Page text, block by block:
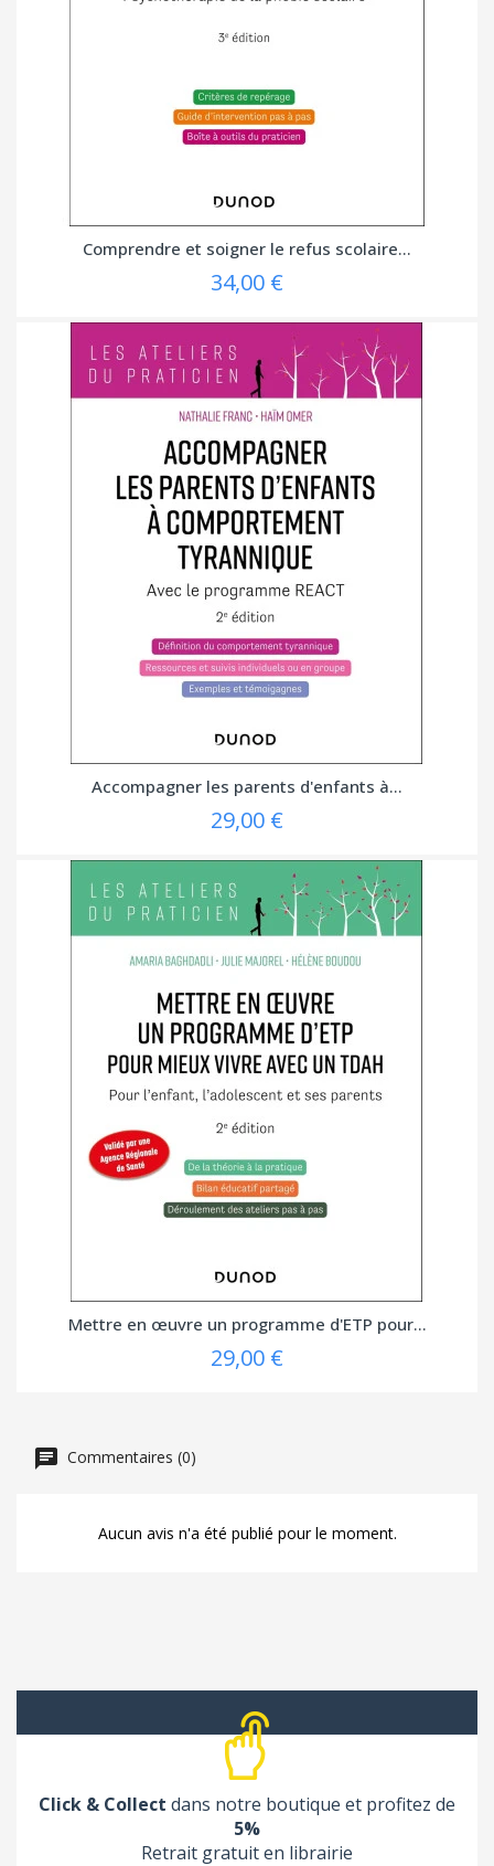
Comprendre et soigner le refus scolaire...
34,00 €
Accompagner les parents d'enfants à...
29,00 €
Mettre en œuvre un programme d'ETP pour...
29,00 €
Commentaires (0)
Aucun avis n'a été publié pour le moment.
Click & Collect dans notre boutique et profitez de
5%
Retrait gratuit en librairie